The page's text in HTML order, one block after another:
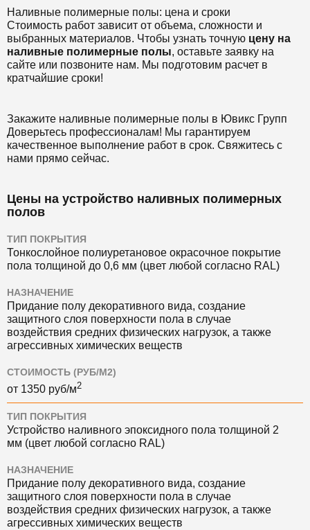
Наливные полимерные полы: цена и сроки
Стоимость работ зависит от объема, сложности и
выбранных материалов. Чтобы узнать точную цену на
наливные полимерные полы, оставьте заявку на
сайте или позвоните нам. Мы подготовим расчет в
кратчайшие сроки!
Закажите наливные полимерные полы в Ювикс Групп
Доверьтесь профессионалам! Мы гарантируем
качественное выполнение работ в срок. Свяжитесь с
нами прямо сейчас.
Цены на устройство наливных полимерных
полов
ТИП ПОКРЫТИЯ
Тонкослойное полиуретановое окрасочное покрытие
пола толщиной до 0,6 мм (цвет любой согласно RAL)
НАЗНАЧЕНИЕ
Придание полу декоративного вида, создание
защитного слоя поверхности пола в случае
воздействия средних физических нагрузок, а также
агрессивных химических веществ
СТОИМОСТЬ (РУБ/М2)
от 1350 руб/м2
ТИП ПОКРЫТИЯ
Устройство наливного эпоксидного пола толщиной 2
мм (цвет любой согласно RAL)
НАЗНАЧЕНИЕ
Придание полу декоративного вида, создание
защитного слоя поверхности пола в случае
воздействия средних физических нагрузок, а также
агрессивных химических веществ